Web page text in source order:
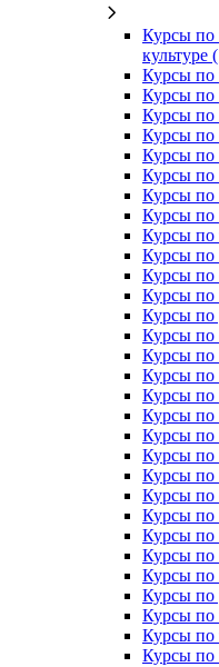
Курсы по
культуре
Курсы по
Курсы по
Курсы по
Курсы по
Курсы по
Курсы по
Курсы по
Курсы по
Курсы по
Курсы по
Курсы по
Курсы по
Курсы по
Курсы
Курсы по
Курсы по
Курсы по
Курсы по
Курсы по
Курсы по
Курсы по
Курсы по
Курсы по
Курсы по
Курсы по
Курсы по
Курсы по
Курсы по
Курсы по
Курсы по